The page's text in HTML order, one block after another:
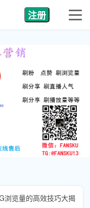
注册
浏览量的高效技巧大揭